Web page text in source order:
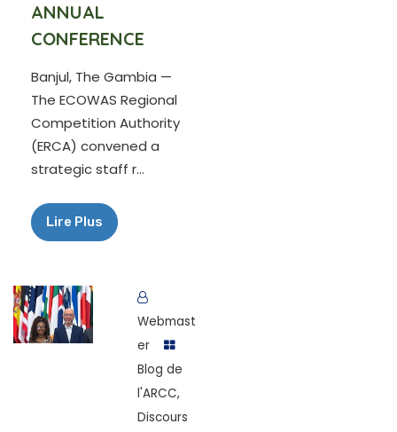
ANNUAL
CONFERENCE
Banjul, The Gambia —
The ECOWAS Regional
Competition Authority
(ERCA) convened a
strategic staff r...
Lire Plus
Webmast
er
Blog de
l'ARCC,
Discours